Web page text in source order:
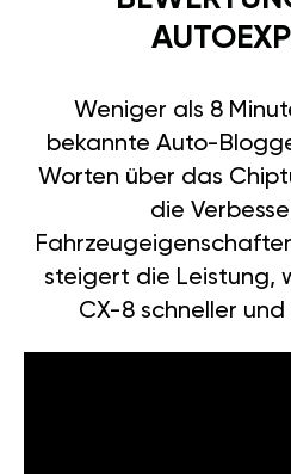
Weniger als 8
bekannte Auto-
Worten über das
die
steigert die Leistung,
CX-8 schneller